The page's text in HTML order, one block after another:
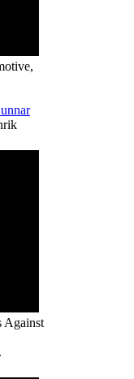
Against